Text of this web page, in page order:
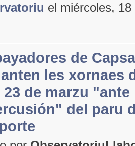
el miércoles,
de Capsa
les xornaes
23 de marzu "ante
del paru